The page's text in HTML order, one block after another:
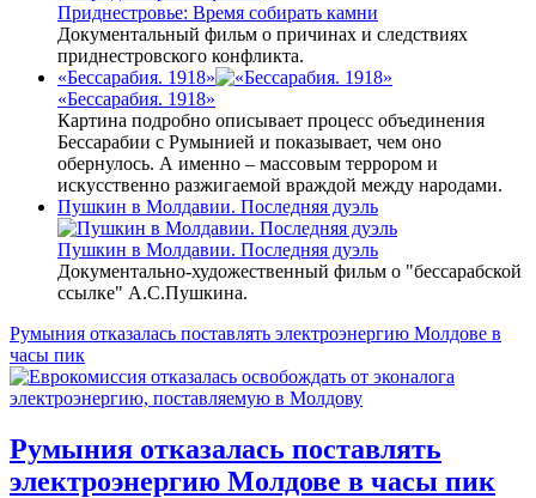
Приднестровье: Время собирать камни
Документальный фильм о причинах и следствиях
приднестровского конфликта.
«Бессарабия. 1918»
«Бессарабия. 1918»
Картина подробно описывает процесс объединения
Бессарабии с Румынией и показывает, чем оно
обернулось. А именно – массовым террором и
искусственно разжигаемой враждой между народами.
Пушкин в Молдавии. Последняя дуэль
Пушкин в Молдавии. Последняя дуэль
Документально-художественный фильм о "бессарабской
ссылке" А.С.Пушкина.
«Междуречье
–
terriтория
доверия
Румыния отказалась поставлять электроэнергию Молдове в
часы пик
Румыния отказалась поставлять
электроэнергию Молдове в часы пик